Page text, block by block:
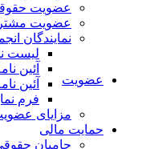
عضویت
عضویت
عضویت
نمایندگان
لیست
آئین
آئین
فرم
مزایای
حمایت مالی
حامیان